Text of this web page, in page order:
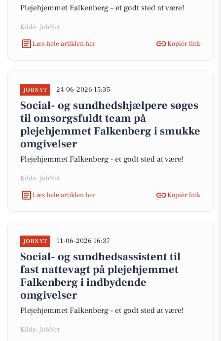
Plejehjemmet Falkenberg – et godt sted at være!
Kilde: JobNet
Læs hele artiklen her
Kopiér link
JOBNYT 24-06-2026 15:35
Social- og sundhedshjælpere søges
til omsorgsfuldt team på
plejehjemmet Falkenberg i smukke
omgivelser
Plejehjemmet Falkenberg - et godt sted at være!
Kilde: JobNet
Læs hele artiklen her
Kopiér link
JOBNYT 11-06-2026 16:37
Social- og sundhedsassistent til
fast nattevagt på plejehjemmet
Falkenberg i indbydende
omgivelser
Plejehjemmet Falkenberg - et godt sted at være!
Kilde: JobNet